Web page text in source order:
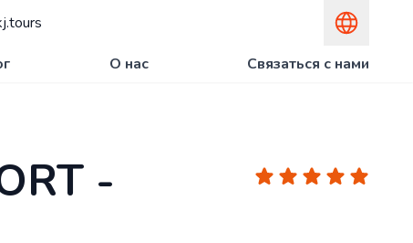
О нас Связаться с нами
-